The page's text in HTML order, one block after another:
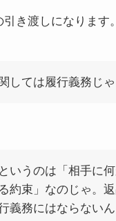
き渡しになります
しては履行義務じ
いうのは「相手に
約束」なのじゃ。
義務にはならない